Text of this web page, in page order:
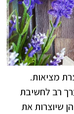
מציאות.
רב לחשיבת
שיוצרות את